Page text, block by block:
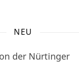
NEU
der Nürtinger